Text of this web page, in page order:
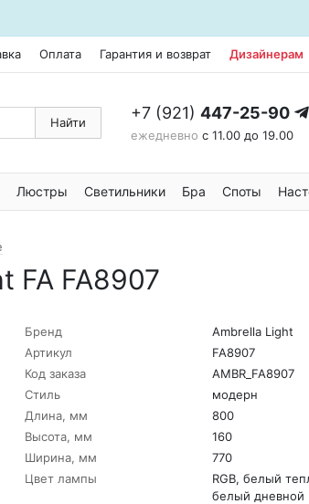
Оплата Гарантия и возврат Дизайнерам
Найти +7 (921) 447-25-90
ежедневно с 11.00 до 19.00
Люстры Светильники Бра Споты
FA FA8907
Бренд
Ambrella Light
Артикул
FA8907
Код заказа
AMBR_FA8907
Стиль
модерн
Длина, мм
800
Высота, мм
160
Ширина, мм
770
Цвет лампы
RGB, белый
белый дневной